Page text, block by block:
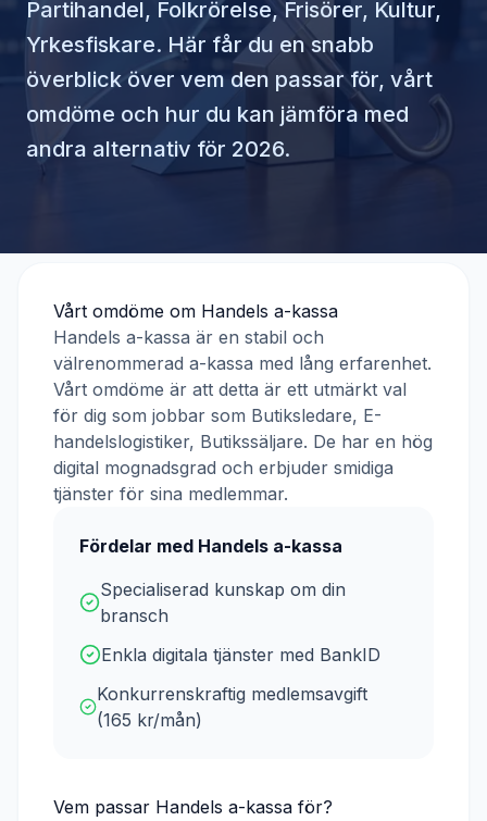
Partihandel, Folkrörelse, Frisörer, Kultur,
Yrkesfiskare. Här får du en snabb
överblick över vem den passar för, vårt
omdöme och hur du kan jämföra med
andra alternativ för 2026.
Vårt omdöme om Handels a-kassa
Handels a-kassa är en stabil och
välrenommerad a-kassa med lång erfarenhet.
Vårt omdöme är att detta är ett utmärkt val
för dig som jobbar som Butiksledare, E-
handelslogistiker, Butikssäljare. De har en hög
digital mognadsgrad och erbjuder smidiga
tjänster för sina medlemmar.
Fördelar med Handels a-kassa
Specialiserad kunskap om din
bransch
Enkla digitala tjänster med BankID
Konkurrenskraftig medlemsavgift
(165 kr/mån)
Vem passar Handels a-kassa för?